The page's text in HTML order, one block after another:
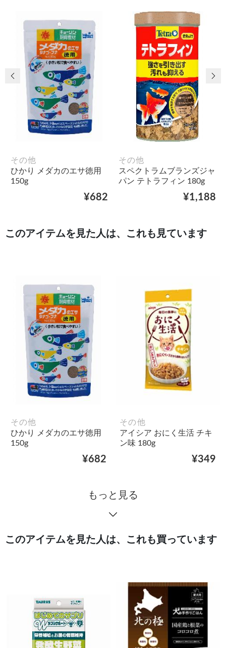
その他
ひかり メダカのエサ徳用
150g
¥682
その他
スペクトラムブランズジャ
パン テトラフィン 180g
¥1,188
前の画像 次
このアイテムを見た人は、これも見ています
その他
ひかり メダカのエサ徳用
150g
¥682
その他
アイシア おにく生活 チキ
ン味 180g
¥349
もっと見る
このアイテムを見た人は、これも買っています